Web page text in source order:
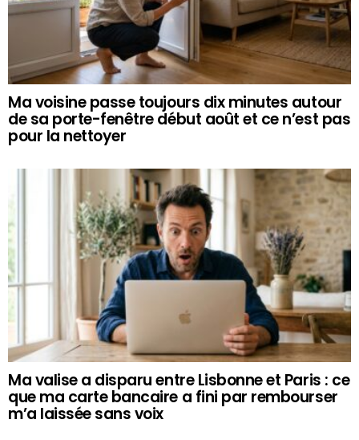
Ma voisine passe toujours dix minutes autour
de sa porte-fenêtre début août et ce n’est pas
pour la nettoyer
Ma valise a disparu entre Lisbonne et Paris : ce
que ma carte bancaire a fini par rembourser
m’a laissée sans voix